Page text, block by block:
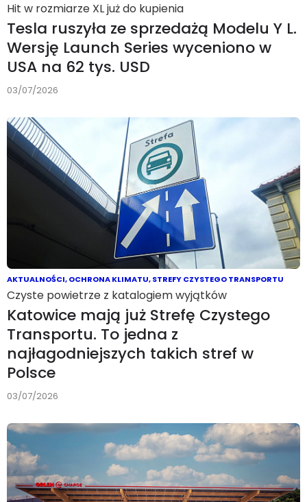
Hit w rozmiarze XL już do kupienia
Tesla ruszyła ze sprzedażą Modelu Y L.
Wersję Launch Series wyceniono w
USA na 62 tys. USD
03/07/2026
AKTUALNOŚCI,OCHRONA KLIMATU,STREFY CZYSTEGO TRANSPORTU
Czyste powietrze z katalogiem wyjątków
Katowice mają już Strefę Czystego
Transportu. To jedna z
najłagodniejszych takich stref w
Polsce
03/07/2026